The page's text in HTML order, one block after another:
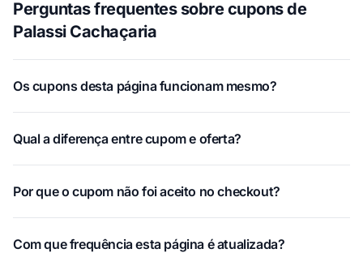
Perguntas frequentes sobre cupons de
Palassi Cachaçaria
Os cupons desta página funcionam mesmo?
Qual a diferença entre cupom e oferta?
Por que o cupom não foi aceito no checkout?
Com que frequência esta página é atualizada?